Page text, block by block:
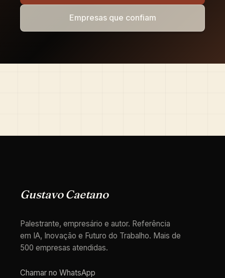
Empresas que confiam
Gustavo Caetano
Palestrante, empresário e autor. Referência
em IA, Inovação e Futuro do Trabalho. Mais de
500 empresas atendidas.
Chamar no WhatsApp